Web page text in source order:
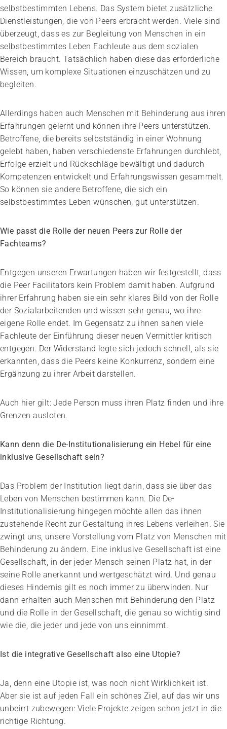
selbstbestimmten Lebens. Das System bietet zusätzliche
Dienstleistungen, die von Peers erbracht werden. Viele sind
überzeugt, dass es zur Begleitung von Menschen in ein
selbstbestimmtes Leben Fachleute aus dem sozialen
Bereich braucht. Tatsächlich haben diese das erforderliche
Wissen, um komplexe Situationen einzuschätzen und zu
begleiten.
Allerdings haben auch Menschen mit Behinderung aus ihren
Erfahrungen gelernt und können ihre Peers unterstützen.
Betroffene, die bereits selbstständig in einer Wohnung
gelebt haben, haben verschiedenste Erfahrungen durchlebt,
Erfolge erzielt und Rückschläge bewältigt und dadurch
Kompetenzen entwickelt und Erfahrungswissen gesammelt.
So können sie andere Betroffene, die sich ein
selbstbestimmtes Leben wünschen, gut unterstützen.
Wie passt die Rolle der neuen Peers zur Rolle der
Fachteams?
Entgegen unseren Erwartungen haben wir festgestellt, dass
die Peer Facilitators kein Problem damit haben. Aufgrund
ihrer Erfahrung haben sie ein sehr klares Bild von der Rolle
der Sozialarbeitenden und wissen sehr genau, wo ihre
eigene Rolle endet. Im Gegensatz zu ihnen sahen viele
Fachleute der Einführung dieser neuen Vermittler kritisch
entgegen. Der Widerstand legte sich jedoch schnell, als sie
erkannten, dass die Peers keine Konkurrenz, sondern eine
Ergänzung zu ihrer Arbeit darstellen.
Auch hier gilt: Jede Person muss ihren Platz finden und ihre
Grenzen ausloten.
Kann denn die De-Institutionalisierung ein Hebel für eine
inklusive Gesellschaft sein?
Das Problem der Institution liegt darin, dass sie über das
Leben von Menschen bestimmen kann. Die De-
Institutionalisierung hingegen möchte allen das ihnen
zustehende Recht zur Gestaltung ihres Lebens verleihen. Sie
zwingt uns, unsere Vorstellung vom Platz von Menschen mit
Behinderung zu ändern. Eine inklusive Gesellschaft ist eine
Gesellschaft, in der jeder Mensch seinen Platz hat, in der
seine Rolle anerkannt und wertgeschätzt wird. Und genau
dieses Hindernis gilt es noch immer zu überwinden. Nur
dann erhalten auch Menschen mit Behinderung den Platz
und die Rolle in der Gesellschaft, die genau so wichtig sind
wie die, die jeder und jede von uns einnimmt.
Ist die integrative Gesellschaft also eine Utopie?
Ja, denn eine Utopie ist, was noch nicht Wirklichkeit ist.
Aber sie ist auf jeden Fall ein schönes Ziel, auf das wir uns
unbeirrt zubewegen: Viele Projekte zeigen schon jetzt in die
richtige Richtung.